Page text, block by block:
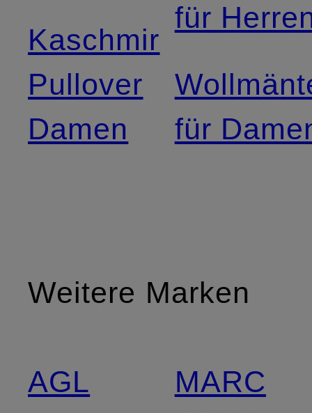
Kaschmir
Pullover
Damen
für
für
Weitere Marken
AGL
MARC